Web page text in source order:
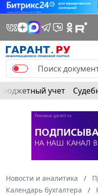
Бюджетный учет
Новости и аналитика
Календарь бухгалтера